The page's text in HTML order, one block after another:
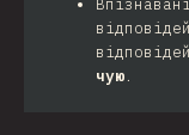
чую.